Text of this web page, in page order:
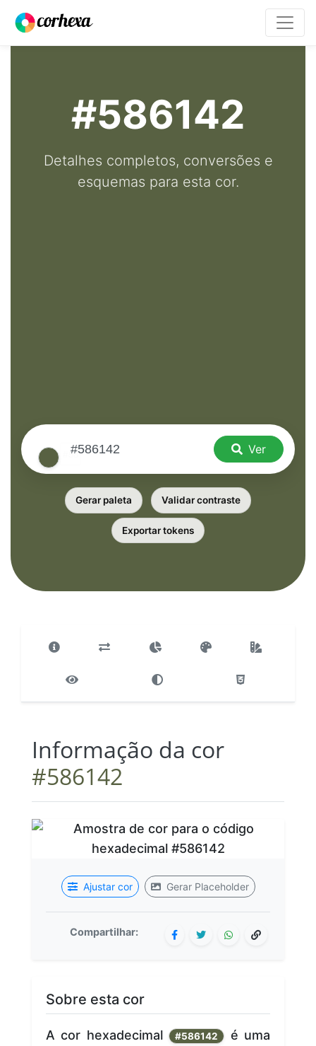
#586142
Detalhes completos, conversões e
esquemas para esta cor.
Ver
Gerar paleta Validar contraste
Exportar tokens
Informação da cor
#586142
Ajustar cor Gerar Placeholder
Compartilhar:
Sobre esta cor
A cor hexadecimal #586142
é uma